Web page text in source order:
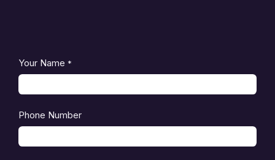
Your Name *
Phone Number